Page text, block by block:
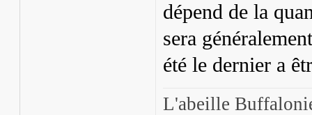
dépend de la
sera
été le dernier a
L'abeille